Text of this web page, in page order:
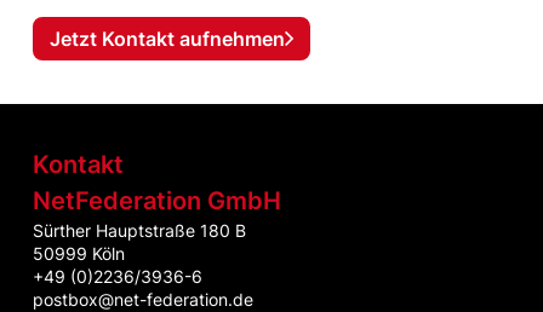
Jetzt Kontakt aufnehmen
Kontakt
NetFederation GmbH
Sürther Hauptstraße 180 B
50999 Köln
+49 (0)2236/3936-6
postbox@net-federation.de